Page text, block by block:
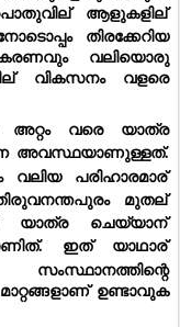
ആളുകളില്
തിരക്കേറിയ
വലിയൊരു
വികസനം വളരെ
അറ്റം വരെ യാത്ര
അവസ്ഥയാണുള്ളത്.
പരിഹാരമാര്
മുതല്
ചെയ്യാന്
ഇത് യാഥാര്
ഉണ്ടാവുക